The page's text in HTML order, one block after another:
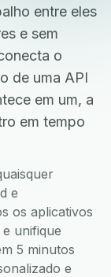
entre eles
e sem
o
de uma API
em um, a
em tempo
e
os aplicativos
unifique
5 minutos
e